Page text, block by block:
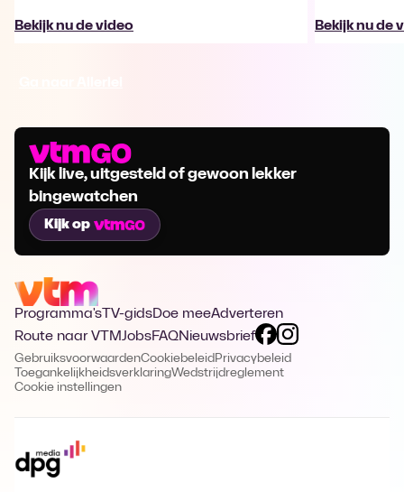
Bekijk nu de video Bekijk nu de
Kijk live, uitgesteld of gewoon lekker
bingewatchen
Kijk op
Programma's TV-gidsDoe meeAdverteren
Route naar VTMJobsFAQNieuwsbrief
GebruiksvoorwaardenCookiebeleid Privacybeleid
ToegankelijkheidsverklaringWedstrijdreglement
Cookie instellingen